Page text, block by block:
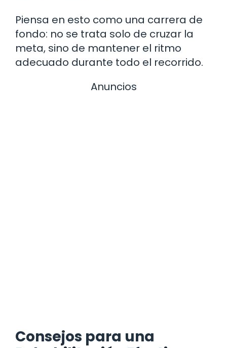
Piensa en esto como una carrera de
fondo: no se trata solo de cruzar la
meta, sino de mantener el ritmo
adecuado durante todo el recorrido.
Anuncios
Consejos para una